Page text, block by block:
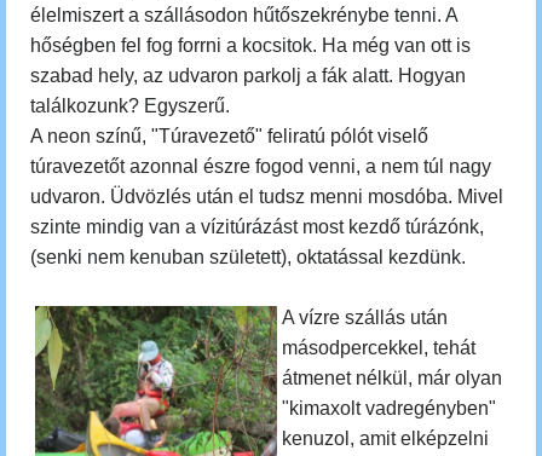
élelmiszert a szállásodon hűtőszekrénybe tenni. A
hőségben fel fog forrni a kocsitok. Ha még van ott is
szabad hely, az udvaron parkolj a fák alatt. Hogyan
találkozunk? Egyszerű.
A neon színű, "Túravezető" feliratú pólót viselő
túravezetőt azonnal észre fogod venni, a nem túl nagy
udvaron. Üdvözlés után el tudsz menni mosdóba. Mivel
szinte mindig van a vízitúrázást most kezdő túrázónk,
(senki nem kenuban született), oktatással kezdünk.
A vízre szállás után
másodpercekkel, tehát
átmenet nélkül, már olyan
"kimaxolt vadregényben"
kenuzol, amit elképzelni